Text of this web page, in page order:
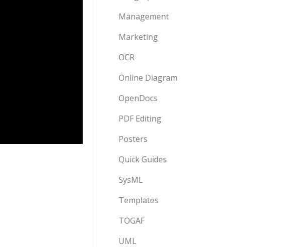
Management
Marketing
OCR
Online Diagram
OpenDocs
PDF Editing
Posters
Quick Guides
SysML
Templates
TOGAF
UML